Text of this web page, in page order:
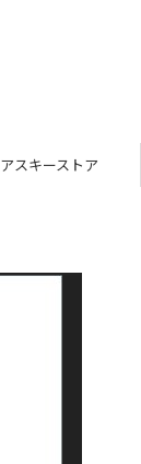
アスキーストア